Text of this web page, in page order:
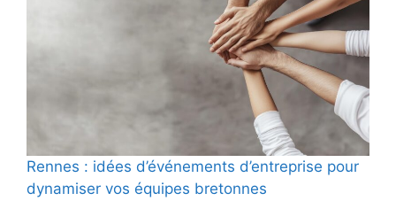
Rennes : idées d’événements d’entreprise pour
dynamiser vos équipes bretonnes